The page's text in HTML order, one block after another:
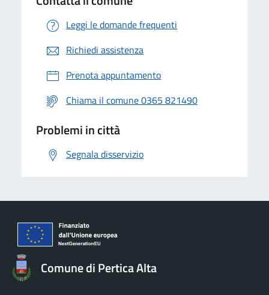
Leggi le domande frequenti
Richiedi assistenza
Prenota appuntamento
Chiama il comune 0365 821490
Problemi in città
Segnala disservizio
Comune di Pertica Alta